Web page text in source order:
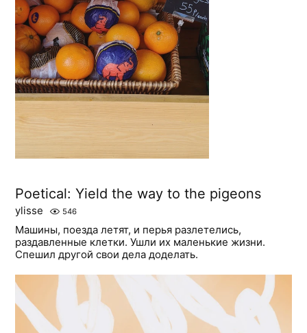
Poetical: Yield the way to the pigeons
ylisse 546
Машины, поезда летят, и перья разлетелись,
раздавленные клетки. Ушли их маленькие жизни.
Спешил другой свои дела доделать.